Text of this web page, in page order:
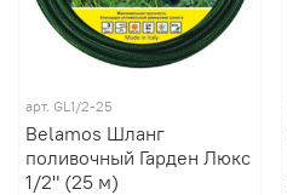
арт. GL1/2-25
Belamos Шланг
поливочный Гарден Люкс
1/2" (25 м)